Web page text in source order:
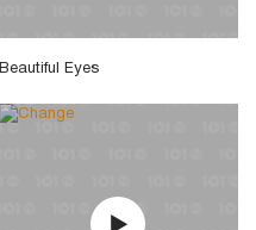
Beautiful Eyes